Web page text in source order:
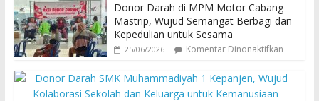
Donor Darah di MPM Motor Cabang
Mastrip, Wujud Semangat Berbagi dan
Kepedulian untuk Sesama
25/06/2026 Komentar Dinonaktifkan